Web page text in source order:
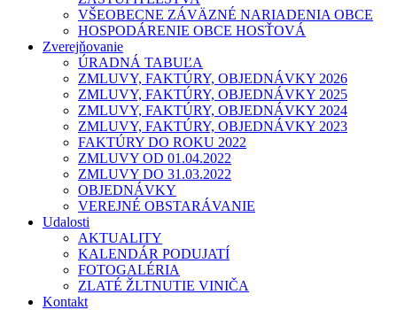
VŠEOBECNE ZÁVÄZNÉ NARIADENIA OBCE
HOSPODÁRENIE OBCE HOSŤOVÁ
Zverejňovanie
ÚRADNÁ TABUĽA
ZMLUVY, FAKTÚRY, OBJEDNÁVKY 2026
ZMLUVY, FAKTÚRY, OBJEDNÁVKY 2025
ZMLUVY, FAKTÚRY, OBJEDNÁVKY 2024
ZMLUVY, FAKTÚRY, OBJEDNÁVKY 2023
FAKTÚRY DO ROKU 2022
ZMLUVY OD 01.04.2022
ZMLUVY DO 31.03.2022
OBJEDNÁVKY
VEREJNÉ OBSTARÁVANIE
Udalosti
AKTUALITY
KALENDÁR PODUJATÍ
FOTOGALÉRIA
ZLATÉ ŽLTNUTIE VINIČA
Kontakt